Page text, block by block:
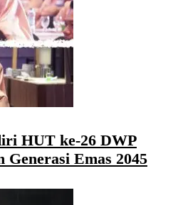
HUT ke-26 DWP
Emas 2045